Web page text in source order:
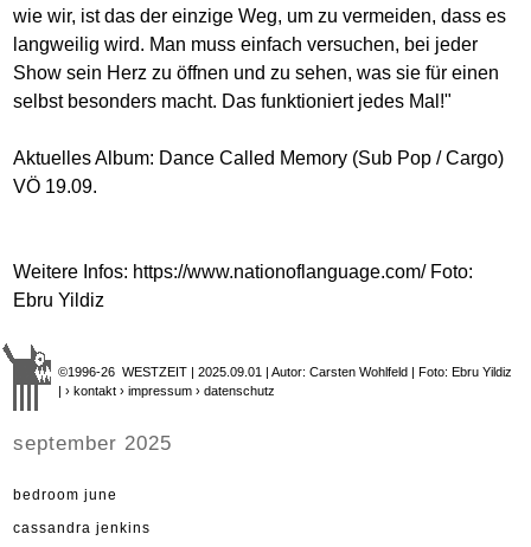
wie wir, ist das der einzige Weg, um zu vermeiden, dass es
langweilig wird. Man muss einfach versuchen, bei jeder
Show sein Herz zu öffnen und zu sehen, was sie für einen
selbst besonders macht. Das funktioniert jedes Mal!"
Aktuelles Album: Dance Called Memory (Sub Pop / Cargo)
VÖ 19.09.
Weitere Infos: https://www.nationoflanguage.com/ Foto:
Ebru Yildiz
©1996-26 WESTZEIT | 2025.09.01 | Autor: Carsten Wohlfeld | Foto: Ebru Yildiz
|› kontakt › impressum › datenschutz
september 2025
bedroom june
cassandra jenkins